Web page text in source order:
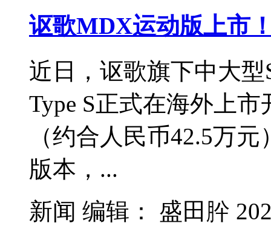
讴歌MDX运动版上市
近日，讴歌旗下中大
Type S正式在海外上
（约合人民币42.5万
版本，...
新闻 编辑： 盛田肸